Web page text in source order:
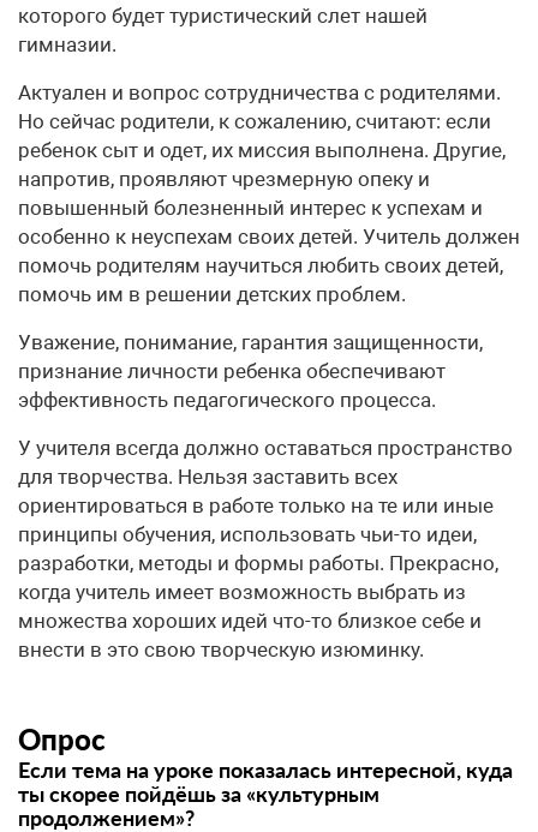
которого будет туристический слет нашей
гимназии.
Актуален и вопрос сотрудничества с родителями.
Но сейчас родители, к сожалению, считают: если
ребенок сыт и одет, их миссия выполнена. Другие,
напротив, проявляют чрезмерную опеку и
повышенный болезненный интерес к успехам и
особенно к неуспехам своих детей. Учитель должен
помочь родителям научиться любить своих детей,
помочь им в решении детских проблем.
Уважение, понимание, гарантия защищенности,
признание личности ребенка обеспечивают
эффективность педагогического процесса.
У учителя всегда должно оставаться пространство
для творчества. Нельзя заставить всех
ориентироваться в работе только на те или иные
принципы обучения, использовать чьи-то идеи,
разработки, методы и формы работы. Прекрасно,
когда учитель имеет возможность выбрать из
множества хороших идей что-то близкое себе и
внести в это свою творческую изюминку.
Опрос
Если тема на уроке показалась интересной, куда
ты скорее пойдёшь за «культурным
продолжением»?